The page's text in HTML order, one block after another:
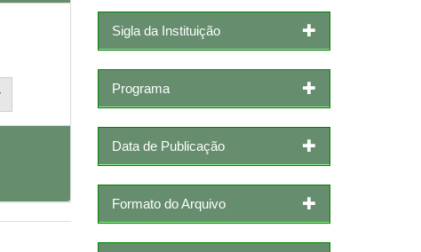
Sigla da Instituição
Programa
Data de Publicação
Formato do Arquivo